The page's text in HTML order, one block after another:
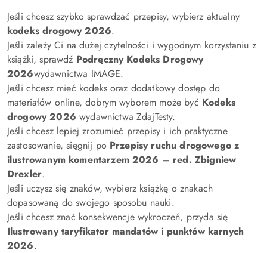
Jeśli chcesz szybko sprawdzać przepisy, wybierz aktualny
kodeks drogowy 2026.
Jeśli zależy Ci na dużej czytelności i wygodnym korzystaniu z
książki, sprawdź Podręczny Kodeks Drogowy
2026wydawnictwa IMAGE.
Jeśli chcesz mieć kodeks oraz dodatkowy dostęp do
materiałów online, dobrym wyborem może być Kodeks
drogowy 2026 wydawnictwa ZdajTesty.
Jeśli chcesz lepiej zrozumieć przepisy i ich praktyczne
zastosowanie, sięgnij po Przepisy ruchu drogowego z
ilustrowanym komentarzem 2026 – red. Zbigniew
Drexler.
Jeśli uczysz się znaków, wybierz książkę o znakach
dopasowaną do swojego sposobu nauki.
Jeśli chcesz znać konsekwencje wykroczeń, przyda się
Ilustrowany taryfikator mandatów i punktów karnych
2026.